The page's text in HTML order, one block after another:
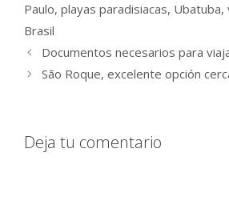
Paulo, playas paradisiacas, Ubatuba,
Brasil
Documentos necesarios para
São Roque, excelente opción
Deja tu comentario